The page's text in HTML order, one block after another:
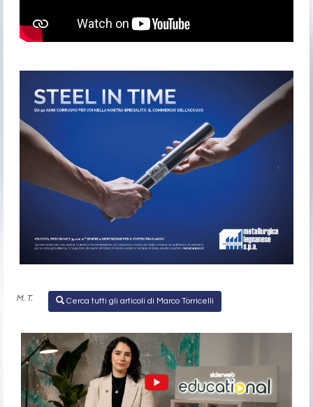
M. T. Cerca tutti gli articoli di Marco Torricelli